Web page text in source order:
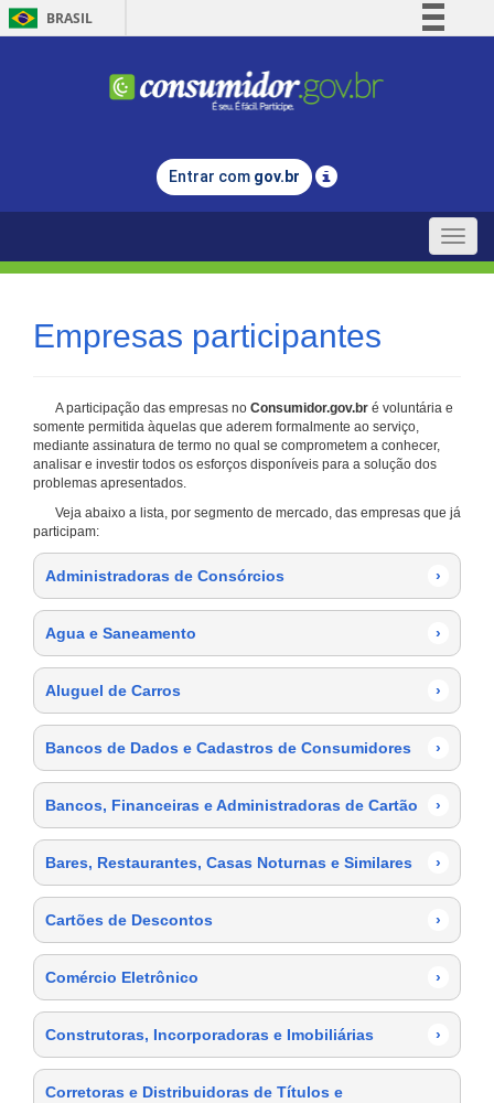
BRASIL
Comunica BR
Legislação
Entrar com gov.br
Toggle
Empresas participantes
A participação das empresas no Consumidor.gov.br é voluntária e
somente permitida àquelas que aderem formalmente ao serviço,
mediante assinatura de termo no qual se comprometem a conhecer,
analisar e investir todos os esforços disponíveis para a solução dos
problemas apresentados.
Veja abaixo a lista, por segmento de mercado, das empresas que já
participam:
Administradoras de Consórcios ›
Agua e Saneamento ›
Aluguel de Carros ›
Bancos de Dados e Cadastros de Consumidores ›
Bancos, Financeiras e Administradoras de Cartão ›
Bares, Restaurantes, Casas Noturnas e Similares ›
Cartões de Descontos ›
Comércio Eletrônico ›
Construtoras, Incorporadoras e Imobiliárias ›
Corretoras e Distribuidoras de Títulos e